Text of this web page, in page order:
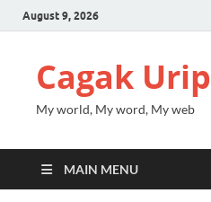
August 9, 2026
Cagak Urip
My world, My word, My web
MAIN MENU